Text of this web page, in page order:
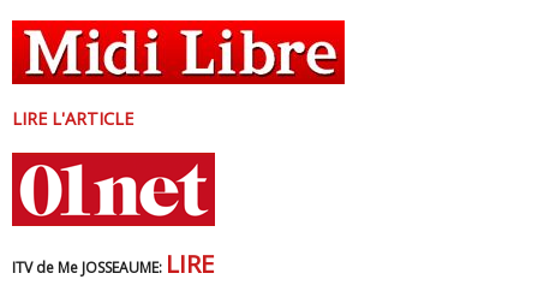
LIRE L'ARTICLE
ITV de Me JOSSEAUME: LIRE